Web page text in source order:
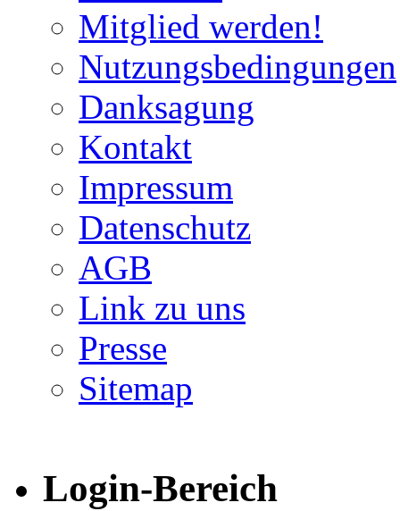
Mitglied werden!
Nutzungsbedingungen
Danksagung
Kontakt
Impressum
Datenschutz
AGB
Link zu uns
Presse
Sitemap
Login-Bereich